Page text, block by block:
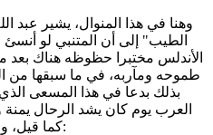
وهنا في هذا المنوال، يشير عبد
الطيب" إلى أن المتنبي لو
الأندلس مختبرا حظوظه هناك بعد
طموحه ومآربه، في ما سبقها من
بذلك بدعا في هذا المسعى
العرب يوم كان يشد الرحال
كما قيل، وله البيت المفصح عن ذلك إذ قال: